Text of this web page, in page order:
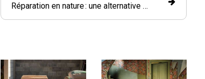
Réparation en nature : une alternative peut-elle être préférée ?